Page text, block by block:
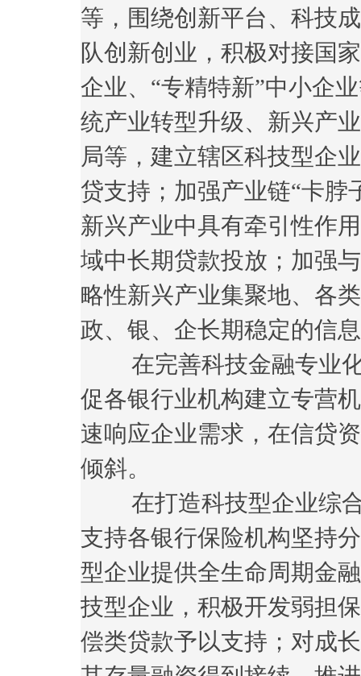
等，围绕创新平台、科技
队创新创业，积极对接国
企业、“专精特新”中小企
统产业转型升级、新兴产
局等，建立辖区科技型企
贷支持；加强产业链“卡脖
新兴产业中具有牵引性作
域中长期贷款投放；加强
略性新兴产业集聚地、各
政、银、企长期稳定的信
在完善科技金融专业化
促各银行业机构建立专营
速响应企业需求，在信贷
倾斜。
在打造科技型企业综合
支持各银行保险机构坚持
型企业提供全生命周期金
技型企业，积极开发弱担
偿类贷款予以支持；对成